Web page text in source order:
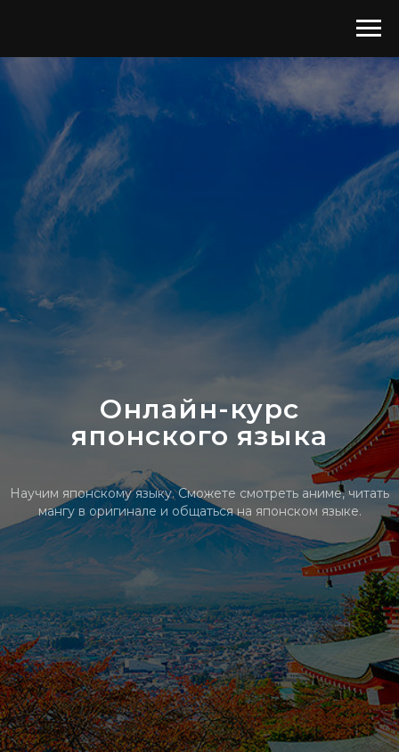
Онлайн-курс
японского языка
Научим японскому языку. Сможете смотреть аниме, читать
мангу в оригинале и общаться на японском языке.